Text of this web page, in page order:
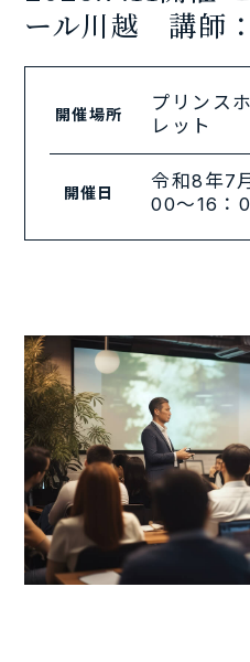
ール川越 講師
開催場所
プリンス
レット
開催日
令和8年7
00～16：